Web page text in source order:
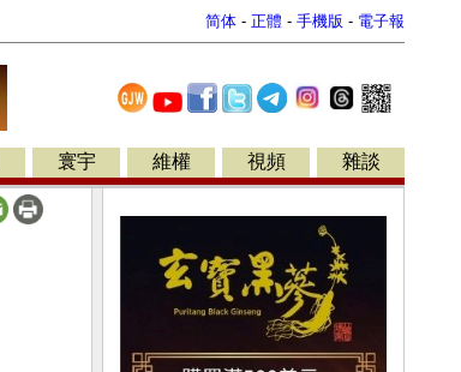
简体 - 正體 - 手機版 - 電子報
寰宇 維權 視頻 雜談